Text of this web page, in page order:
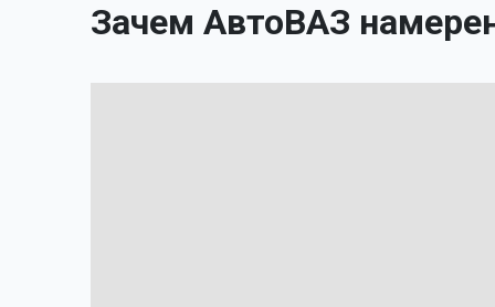
Зачем АвтоВАЗ